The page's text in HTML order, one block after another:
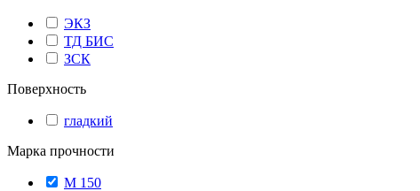
ЭКЗ
ТД БИС
ЗСК
Поверхность
гладкий
Марка прочности
М 150